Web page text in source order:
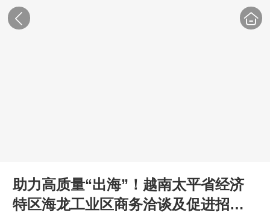
助力高质量“出海”！越南太平省经济
特区海龙工业区商务洽谈及促进招商